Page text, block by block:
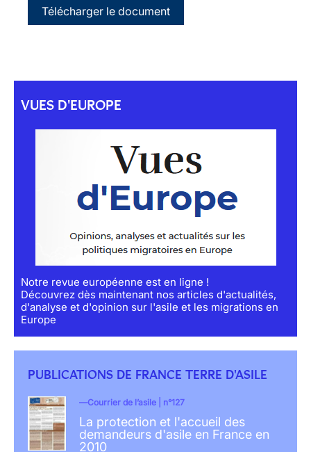
Télécharger le document
VUES D'EUROPE
Notre revue européenne est en ligne !
Découvrez dès maintenant nos articles d'actualités,
d'analyse et d'opinion sur l'asile et les migrations en
Europe
PUBLICATIONS DE FRANCE TERRE D'ASILE
Courrier de l’asile | n°127
La protection et l'accueil des
demandeurs d'asile en France en
2010